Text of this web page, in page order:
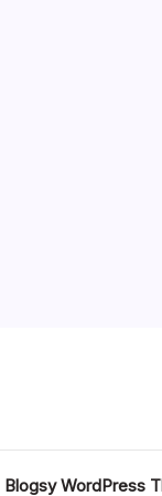
Blogsy WordPress